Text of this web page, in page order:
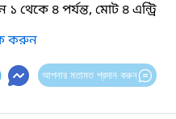
১ থেকে ৪ পর্যন্ত, মোট ৪ এন্ট্রি
করুন
আপনার মতামত প্রদান করুন